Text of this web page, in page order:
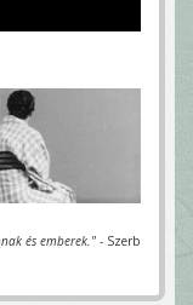
és emberek." - Szerb